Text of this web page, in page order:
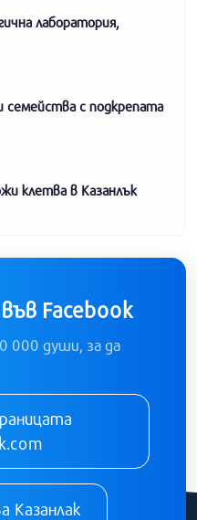
лаборатория,
семейства с подкрепата
клетва в Казанлък
Facebook
000 души, за да
Казанлак